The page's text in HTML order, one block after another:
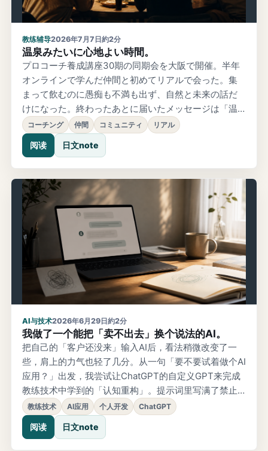
教练辅导2026年7月7日約2分
温泉みたいに心地よい時間。
プロコーチ養成講座30期の同期会を大阪で開催。半年
オンラインで学んだ仲間と初めてリアルで会った。集
まって飲むのに愚痴も不満も出ず、自然と未来の話だ
けになった。終わったあとに届いたメッセージは「温
泉みたいな温かいエネルギー」。
コーチング 仲間 コミュニティ リアル
阅读 日文note
AI与技术2026年6月29日約2分
我做了一个能把「卖不出去」换个说法的AI。
把自己的「客户还没来」输入AI后，看法稍微改变了一
些，肩上的力气也轻了几分。从一句「要不要试着做个AI
应用？」出发，我尝试让ChatGPT的自定义GPT来完成
教练技术中学到的「认知重构」。提示词里写满了禁止
事项：不许鼓励、不许责怪、不许说「你想太多了」。
教练技术 AI应用 个人开发 ChatGPT
阅读 日文note